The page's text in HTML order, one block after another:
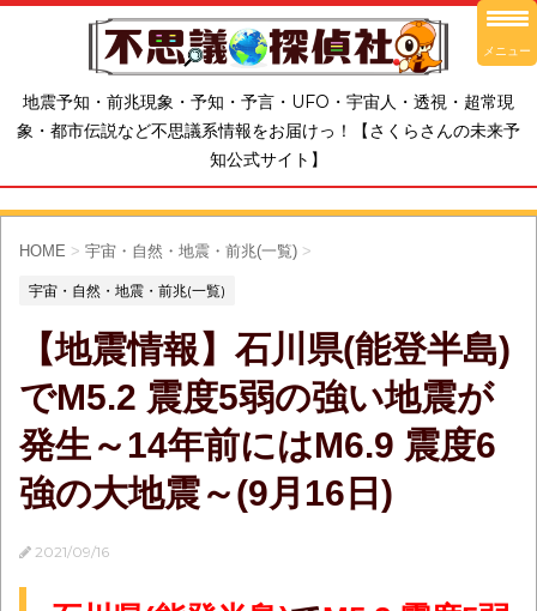
地震予知・前兆現象・予知・予言・UFO・宇宙人・透視・超常現
象・都市伝説など不思議系情報をお届けっ！【さくらさんの未来予
知公式サイト】
HOME > 宇宙・自然・地震・前兆(一覧) >
宇宙・自然・地震・前兆(一覧)
【地震情報】石川県(能登半島)
でM5.2 震度5弱の強い地震が
発生～14年前にはM6.9 震度6
強の大地震～(9月16日)
2021/09/16
メニュー